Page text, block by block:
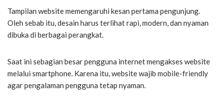
Tampilan website memengaruhi kesan pertama pengunjung.
Oleh sebab itu, desain harus terlihat rapi, modern, dan nyaman
dibuka di berbagai perangkat.
Saat ini sebagian besar pengguna internet mengakses website
melalui smartphone. Karena itu, website wajib mobile-friendly
agar pengalaman pengguna tetap nyaman.